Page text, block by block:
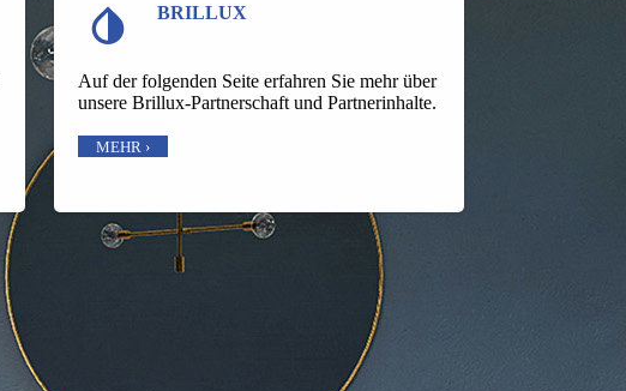
BRILLUX
Auf der folgenden Seite erfahren Sie mehr über
unsere Brillux-Partnerschaft und Partnerinhalte.
MEHR ›